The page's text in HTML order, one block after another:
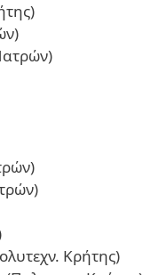
Κρήτης)